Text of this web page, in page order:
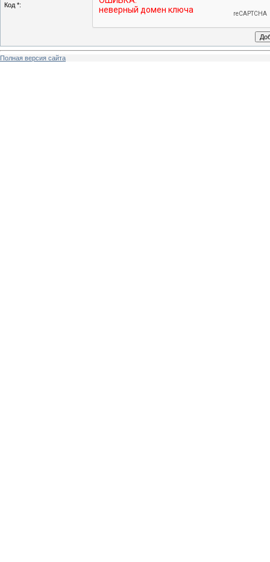
Код *:
Полная версия сайта